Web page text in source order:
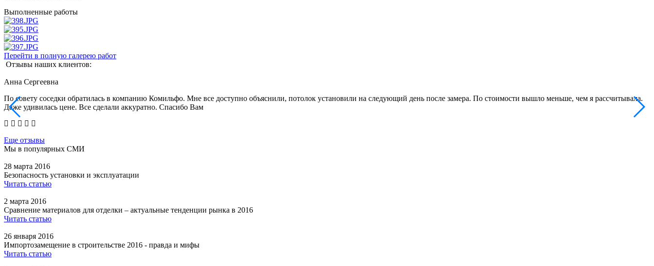
Выполненные работы
Перейти в полную галерею работ
Отзывы наших клиентов:
Анна Сергеевна
По совету соседки обратилась в компанию Комильфо. Мне все доступно объяснили, потолок установили на следующий день после замера. По стоимости вышло меньше, чем я рассчитывала.
Даже удивилась цене. Все сделали аккуратно. Спасибо Вам
Еще отзывы
Мы в популярных СМИ
28 марта 2016
Безопасность установки и эксплуатации
Читать статью
2 марта 2016
Сравнение материалов для отделки – актуальные тенденции рынка в 2016
Читать статью
26 января 2016
Импортозамещение в строительстве 2016 - правда и мифы
Читать статью